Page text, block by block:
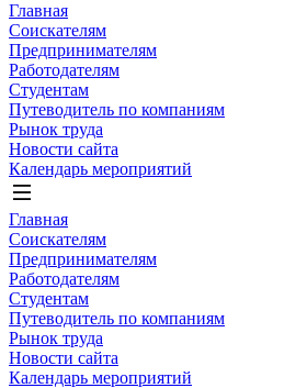
Главная
Соискателям
Предпринимателям
Работодателям
Студентам
Путеводитель по компаниям
Рынок труда
Новости сайта
Календарь мероприятий
Главная
Соискателям
Предпринимателям
Работодателям
Студентам
Путеводитель по компаниям
Рынок труда
Новости сайта
Календарь мероприятий